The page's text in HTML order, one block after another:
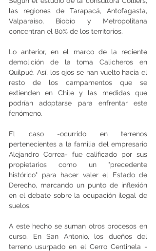
las regiones de Tarapacá, Antofagasta,
Valparaíso, Biobío y Metropolitana
concentran el 80% de los territorios.
Lo anterior, en el marco de la reciente
demolición de la toma Calicheros en
Quilpué. Así, los ojos se han vuelto hacia el
resto de los campamentos que se
extienden en Chile y las medidas que
podrían adoptarse para enfrentar este
fenómeno.
El caso -ocurrido en terrenos
pertenecientes a la familia del empresario
Alejandro Correa- fue calificado por sus
propietarios como un "precedente
histórico" para hacer valer el Estado de
Derecho, marcando un punto de inflexión
en el debate sobre la ocupación ilegal de
suelos.
A este hecho se suman otros procesos en
curso. En San Antonio, los dueños del
terreno usurpado en el Cerro Centinela -